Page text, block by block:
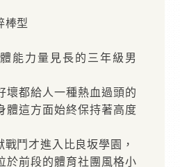
棒型
能力量見長的三年級男
壞都給人一種熱血過頭的
體這方面始終保持著高度
鬥才進入比良坂學園，
於前段的體育社團風格小